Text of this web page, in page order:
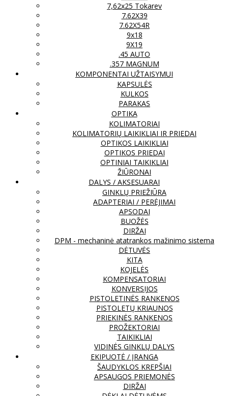
7,62x25 Tokarev
7.62X39
7.62X54R
9x18
9X19
.45 AUTO
.357 MAGNUM
KOMPONENTAI UŽTAISYMUI
KAPSULĖS
KULKOS
PARAKAS
OPTIKA
KOLIMATORIAI
KOLIMATORIŲ LAIKIKLIAI IR PRIEDAI
OPTIKOS LAIKIKLIAI
OPTIKOS PRIEDAI
OPTINIAI TAIKIKLIAI
ŽIŪRONAI
DALYS / AKSESUARAI
GINKLŲ PRIEŽIŪRA
ADAPTERIAI / PERĖJIMAI
APSODAI
BUOŽĖS
DIRŽAI
DPM - mechaninė atatrankos mažinimo sistema
DĖTUVĖS
KITA
KOJELĖS
KOMPENSATORIAI
KONVERSIJOS
PISTOLETINĖS RANKENOS
PISTOLETŲ KRIAUNOS
PRIEKINĖS RANKENOS
PROŽEKTORIAI
TAIKIKLIAI
VIDINĖS GINKLŲ DALYS
EKIPUOTĖ / ĮRANGA
ŠAUDYKLOS KREPŠIAI
APSAUGOS PRIEMONĖS
DIRŽAI